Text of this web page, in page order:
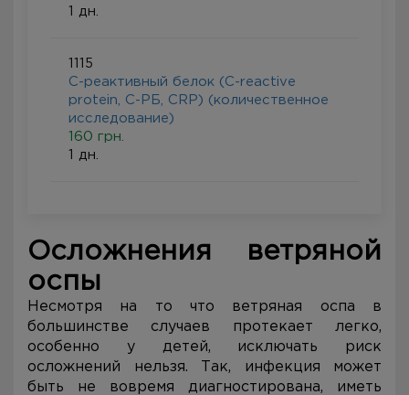
1 дн.
1115
С-реактивный белок (C-reactive
protein, С-РБ, CRP) (количественное
исследование)
160 грн.
1 дн.
Осложнения ветряной
оспы
Несмотря на то что ветряная оспа в
большинстве случаев протекает легко,
особенно у детей, исключать риск
осложнений нельзя. Так, инфекция может
быть не вовремя диагностирована, иметь